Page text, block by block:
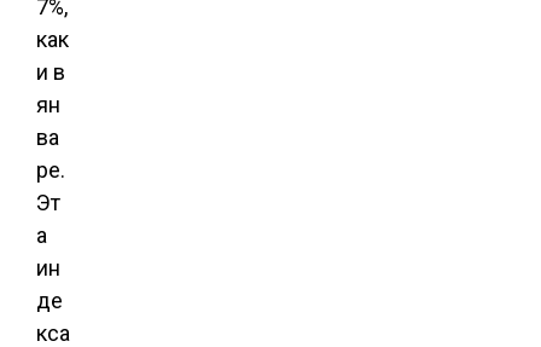
7%,
как
и в
ян
ва
ре.
Эт
а
ин
де
кса